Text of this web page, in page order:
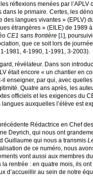
réflexions menées par l’APLV
le primaire. Certes, les
des langues vivantes » (EPLV)
étrangères » (EILE) de 1989
CE1 sans frontière [1],
que ce soit lors de
1981, 4-1990, 1-1991, 3-2003).
révélateur. Dans son
LV était encore « un chantier en
il enseigner, par qui, avec
Quatre ans après, les
officiels et les exigences du
auxquelles l’élève est
Rédactrice en Chef des
Deyrich, qui nous ont
Guillaume qui nous a transmis
de ce numéro, nous
vont aussi aux membres
rentrée : en quatre mois, ils
d’accueillir au sein de notre